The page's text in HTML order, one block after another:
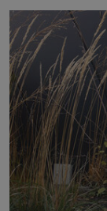
ani partnera.
Hned po